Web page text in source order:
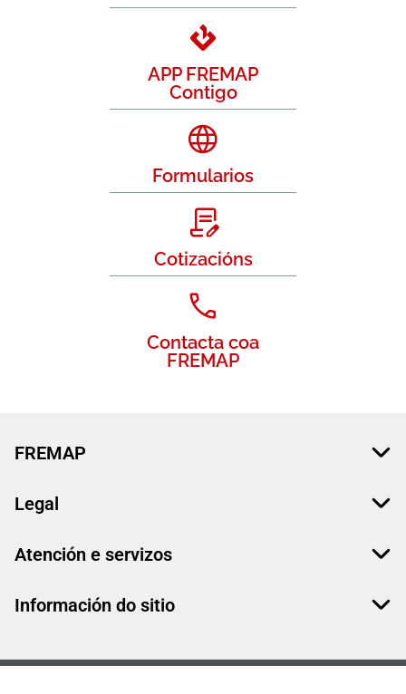
APP FREMAP
Contigo
Formularios
Cotizacións
Contacta coa
FREMAP
FREMAP
Legal
Atención e servizos
Información do sitio